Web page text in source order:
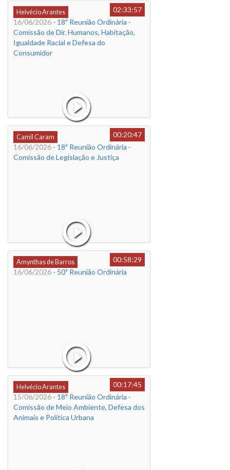
Helvécio Arantes
02:33:57
16/06/2026 - 18ª Reunião Ordinária -
Comissão de Dir. Humanos, Habitação,
Igualdade Racial e Defesa do
Consumidor
Camil Caram
00:20:47
16/06/2026 - 18ª Reunião Ordinária -
Comissão de Legislação e Justiça
Amynthas de Barros
00:58:29
16/06/2026 - 50ª Reunião Ordinária
Helvécio Arantes
00:17:45
15/06/2026 - 18ª Reunião Ordinária -
Comissão de Meio Ambiente, Defesa dos
Animais e Política Urbana